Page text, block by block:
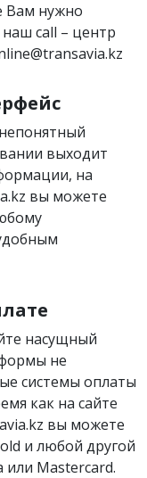
Вам нужно
call – центр
выходит
на
вы можете
насущный
не
системы оплаты
как на сайте
вы можете
и любой другой
или Mastercard.